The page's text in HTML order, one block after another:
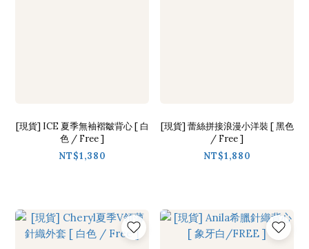
[現貨] ICE 夏季無袖褶皺背心 [ 白
色 / Free ]
NT$1,380
[現貨] 蕾絲拼接浪漫小洋裝 [ 黑色
/ Free ]
NT$1,880